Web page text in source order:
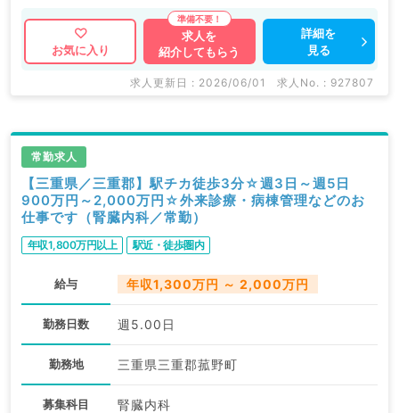
お気に入り
求人を
紹介してもらう
詳細を
見る
求人更新日 : 2026/06/01 求人No. : 927807
常勤求人
【三重県／三重郡】駅チカ徒歩3分☆週3日～週5日
900万円～2,000万円☆外来診療・病棟管理などのお
仕事です（腎臓内科／常勤）
年収1,800万円以上 駅近・徒歩圏内
給与 年収1,300万円 ～ 2,000万円
勤務日数 週5.00日
勤務地 三重県三重郡菰野町
募集科目 腎臓内科